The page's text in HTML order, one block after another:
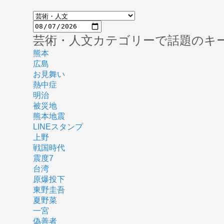
芸術・人文カテゴリーで話題のキ
熊本
広島
お見舞い
熱中症
明治
被災地
熊本地震
LINEスタンプ
上野
戦国時代
震度7
台湾
原爆投下
東野圭吾
夏野菜
一宮
偽善者